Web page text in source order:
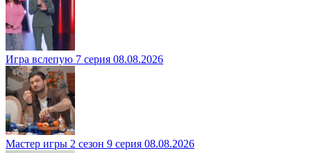
Игра вслепую 7 серия 08.08.2026
Мастер игры 2 сезон 9 серия 08.08.2026